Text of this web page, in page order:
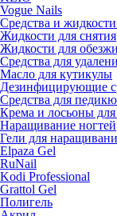
Vogue Nails
Средства и
Жидкости для снятия
Жидкости для
Средства для
Масло для кутикулы
Дезинфицирующие
Средства для
Крема и лосьоны для
Наращивание ногтей
Гели для
Elpaza Gel
RuNail
Kodi Professional
Grattol Gel
Полигель